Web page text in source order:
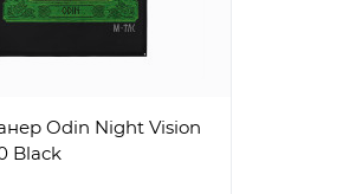
Odin Night Vision
Black